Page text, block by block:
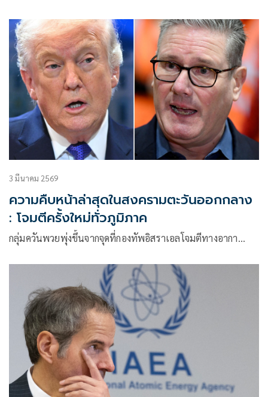
3 มีนาคม 2569
ความคืบหน้าล่าสุดในสงครามตะวันออกกลาง
: โจมตีครั้งใหม่ทั่วภูมิภาค
กลุ่มควันพวยพุ่งขึ้นจากจุดที่กองทัพอิสราเอลโจมตีทางอากา…